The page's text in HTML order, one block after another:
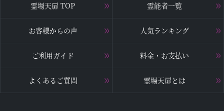
霊場天扉 TOP 霊能者一覧
お客様からの声 人気ランキング
ご利用ガイド 料金・お支払い
よくあるご質問 霊場天扉とは